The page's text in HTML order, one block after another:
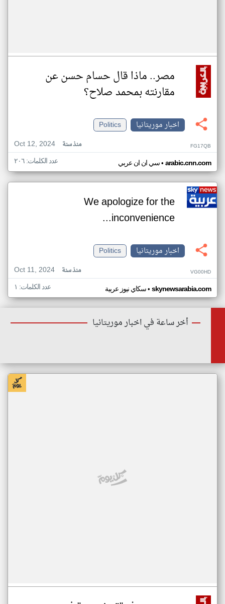
مصر.. ماذا قال حسام حسن عن
مقارنته بمحمد صلاح؟
اخبار موريتانيا
Politics
Oct 12, 2024
منذ سنة FG17QB
سي ان ان عربي• arabic.cnn.com عدد الكلمات: ٢٠٦
We apologize for the
inconvenience...
اخبار موريتانيا
Politics
Oct 11, 2024
منذ سنة VG00HD
سكاي نيوز عربية• skynewsarabia.com عدد الكلمات: ١
أخر ساعة في اخبار موريتانيا